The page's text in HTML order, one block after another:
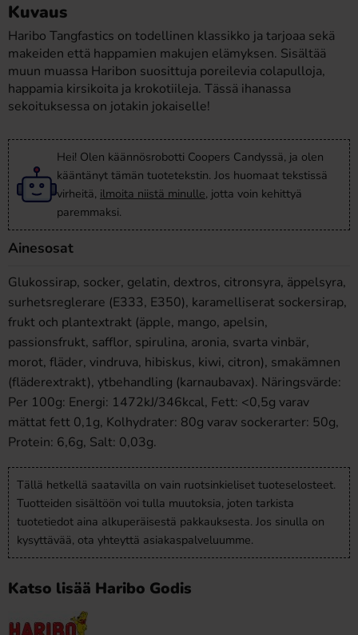
Kuvaus
Haribo Tangfastics on todellinen klassikko ja tarjoaa sekä
makeiden että happamien makujen elämyksen. Sisältää
muun muassa Haribon suosittuja poreilevia colapulloja,
happamia kirsikoita ja krokotiileja. Tässä ihanassa
sekoituksessa on jotakin jokaiselle!
Hei! Olen käännösrobotti Coopers Candyssä, ja olen
kääntänyt tämän tuotetekstin. Jos huomaat tekstissä
virheitä, ilmoita niistä minulle, jotta voin kehittyä
paremmaksi.
Ainesosat
Glukossirap, socker, gelatin, dextros, citronsyra, äppelsyra,
surhetsreglerare (E333, E350), karamelliserat sockersirap,
frukt och plantextrakt (äpple, mango, apelsin,
passionsfrukt, safflor, spirulina, aronia, svarta vinbär,
morot, fläder, vindruva, hibiskus, kiwi, citron), smakämnen
(fläderextrakt), ytbehandling (karnaubavax). Näringsvärde:
Per 100g: Energi: 1472kJ/346kcal, Fett: <0,5g varav
mättat fett 0,1g, Kolhydrater: 80g varav sockerarter: 50g,
Protein: 6,6g, Salt: 0,03g.
Tällä hetkellä saatavilla on vain ruotsinkieliset tuoteselosteet.
Tuotteiden sisältöön voi tulla muutoksia, joten tarkista
tuotetiedot aina alkuperäisestä pakkauksesta. Jos sinulla on
kysyttävää, ota yhteyttä asiakaspalveluumme.
Katso lisää Haribo Godis